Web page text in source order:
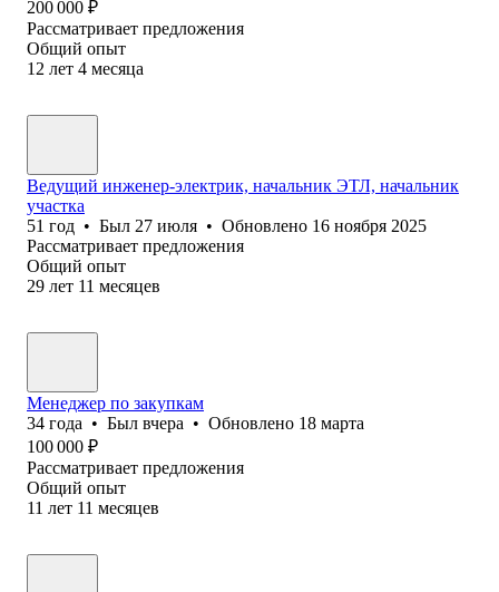
200 000 ₽
Рассматривает предложения
Общий опыт
12 лет 4 месяца
Ведущий инженер-электрик, начальник ЭТЛ, начальник
участка
51 год • Был 27 июля • Обновлено 16 ноября 2025
Рассматривает предложения
Общий опыт
29 лет 11 месяцев
Менеджер по закупкам
34 года • Был вчера • Обновлено 18 марта
100 000 ₽
Рассматривает предложения
Общий опыт
11 лет 11 месяцев